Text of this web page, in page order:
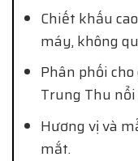
Chiết khấu
máy, không
Phân phối
Trung Thu
Hương vị và
mắt.